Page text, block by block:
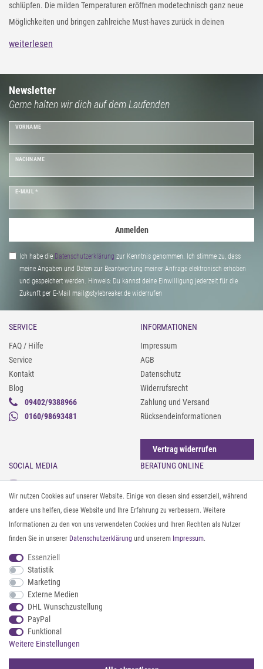
schlüpfen. Die milden Temperaturen eröffnen modetechnisch ganz neue
Möglichkeiten und bringen zahlreiche Must-haves zurück in deinen
Kleiderschrank. Entdecke in unserem styleBREAKER Online Shop aktuelle
Cozy Looks: Bring mit unseren Style-Neuheiten für den Frühling wieder
frischen Wind in deine Garderobe und erlebe unendlichen Spaß bei der
Kreation Deines Frühlingslooks.
weiterlesen
Newsletter
Gerne halten wir dich auf dem Laufenden
VORNAME
NACHNAME
E-MAIL *
Anmelden
Ich habe die Daten­schutz­erklärung zur Kenntnis genommen. Ich stimme zu, dass
meine Angaben und Daten zur Beantwortung meiner Anfrage elektronisch erhoben
und gespeichert werden. Hinweis: Du kannst deine Einwilligung jederzeit für die
Zukunft per E-Mail mail@stylebreaker.de widerrufen
SERVICE
FAQ / Hilfe
Service
Kontakt
Blog
09402/9388966
0160/98693481
INFORMATIONEN
Impressum
AGB
Datenschutz
Widerrufsrecht
Zahlung und Versand
Rücksendeinformationen
Vertrag widerrufen
SOCIAL MEDIA
Facebook
Pinterest
Twitter
Youtube
Threads
BERATUNG ONLINE
Sonnenbrillen & UV-Schutz
Textilpflege
Textil- und Material-Guide
Geldbörse richtig organisieren
ZAHLUNG & VERSAND
Wir nutzen Cookies auf unserer Website. Einige von diesen sind essenziell, während
andere uns helfen, diese Website und Ihre Erfahrung zu verbessern. Weitere
Informationen zu den von uns verwendeten Cookies und Ihren Rechten als Nutzer
finden Sie in unserer Daten­schutz­erklärung und unserem Impressum.
Essenziell
Statistik
Marketing
Externe Medien
DHL Wunschzustellung
PayPal
Funktional
Weitere Einstellungen